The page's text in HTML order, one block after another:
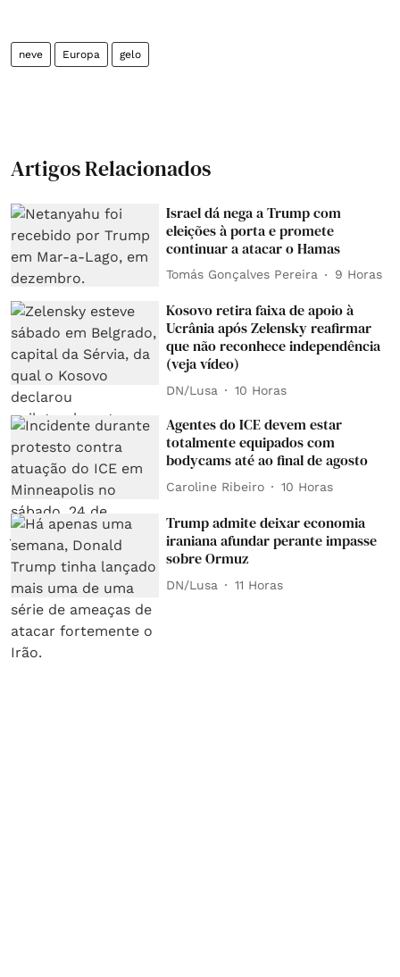
neve Europa gelo
Artigos Relacionados
Israel dá nega a Trump com
eleições à porta e promete
continuar a atacar o Hamas
Tomás Gonçalves Pereira 9 Horas
Kosovo retira faixa de apoio à
Ucrânia após Zelensky reafirmar
que não reconhece independência
(veja vídeo)
DN/Lusa 10 Horas
Agentes do ICE devem estar
totalmente equipados com
bodycams até ao final de agosto
Caroline Ribeiro 10 Horas
Trump admite deixar economia
iraniana afundar perante impasse
sobre Ormuz
DN/Lusa 11 Horas